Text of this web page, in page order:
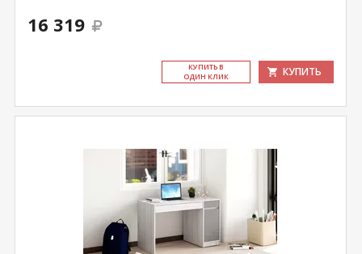
16 319
КУ­ПИТЬ В
ОДИН КЛИК
КУПИТЬ